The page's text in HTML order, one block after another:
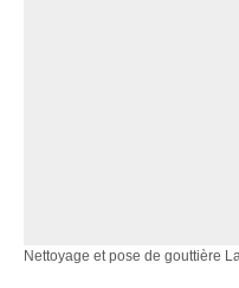
Nettoyage et pose de gouttière